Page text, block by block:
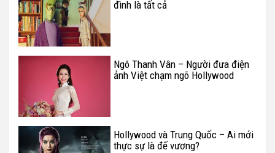
đình là tất cả
Ngô Thanh Vân – Người đưa điện
ảnh Việt chạm ngõ Hollywood
Hollywood và Trung Quốc – Ai mới
thực sự là đế vương?